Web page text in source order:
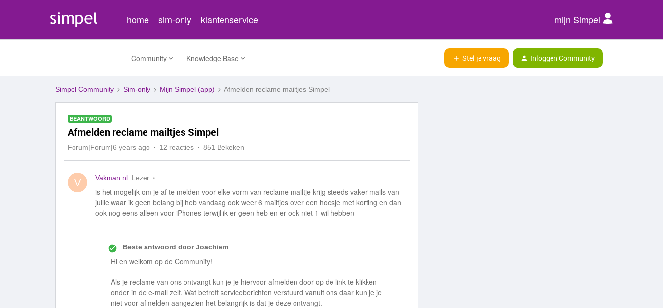
home sim-only klantenservice mijn Simpel
Community Knowledge Base Stel je vraag Inloggen Community
Simpel Community Sim-only Mijn Simpel (app) Afmelden reclame mailtjes Simpel
BEANTWOORD
Afmelden reclame mailtjes Simpel
Forum|Forum|6 years ago 12 reacties 851 Bekeken
V Vakman.nl Lezer
is het mogelijk om je af te melden voor elke vorm van reclame mailtje krijg steeds vaker mails van
jullie waar ik geen belang bij heb vandaag ook weer 6 mailtjes over een hoesje met korting en dan
ook nog eens alleen voor iPhones terwijl ik er geen heb en er ook niet 1 wil hebben
Beste antwoord doorJoachiem
Hi en welkom op de Community!
Als je reclame van ons ontvangt kun je je hiervoor afmelden door op de link te klikken
onder in de e-mail zelf. Wat betreft serviceberichten verstuurd vanuit ons daar kun je je
niet voor afmelden aangezien het belangrijk is dat je deze ontvangt.